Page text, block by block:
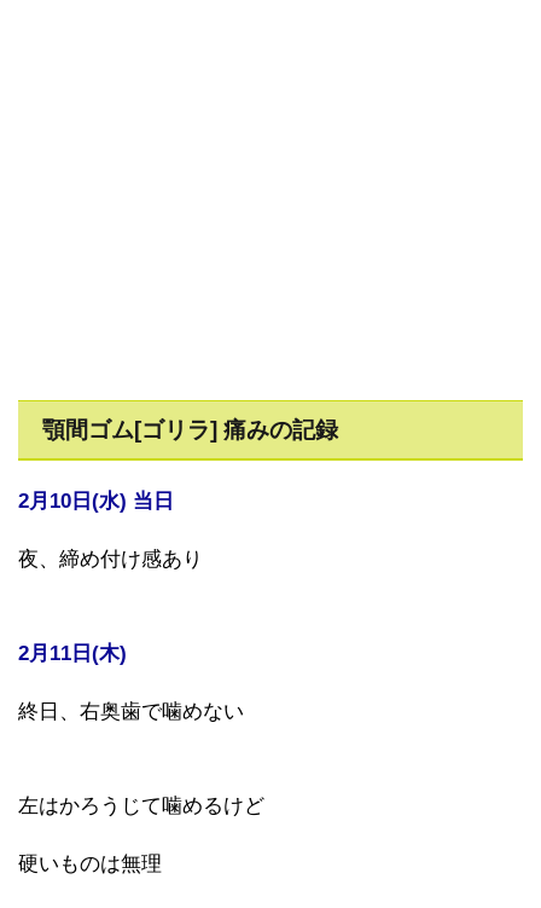
顎間ゴム[ゴリラ] 痛みの記録
2月10日(水) 当日
夜、締め付け感あり
2月11日(木)
終日、右奥歯で噛めない
左はかろうじて噛めるけど
硬いものは無理